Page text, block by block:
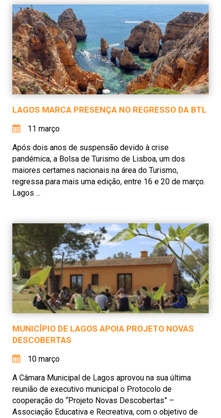
LAGOS MARCA PRESENÇA NO REGRESSO DA BTL
11 março
Após dois anos de suspensão devido à crise
pandémica, a Bolsa de Turismo de Lisboa, um dos
maiores certames nacionais na área do Turismo,
regressa para mais uma edição, entre 16 e 20 de março.
Lagos ...
MUNICÍPIO DE LAGOS APOIA PROJETO NOVAS
DESCOBERTAS
10 março
A Câmara Municipal de Lagos aprovou na sua última
reunião de executivo municipal o Protocolo de
cooperação do “Projeto Novas Descobertas” –
Associação Educativa e Recreativa, com o objetivo de